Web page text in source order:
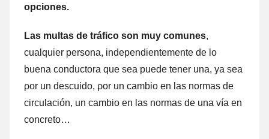
opciones.
Las multas dе tráfico son muy comunes,
cualquier persona, independientemente dе lo
buena conductora quе sea puede tener una, ya sea
ρor un descuido, ρor un cambio en las normas dе
circulación, un cambio en las normas dе una vía en
concreto…